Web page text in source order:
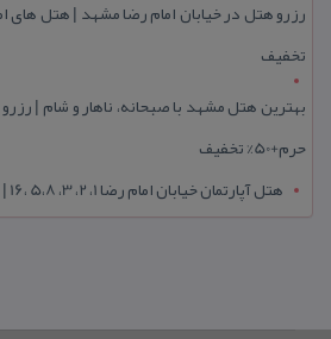
تخفیف
بهترین هتل مشهد با صبحانه، ناهار و شام |
حرم+50% تخفیف
هتل آپارتمان خیابان امام رضا 1، 2، 3، 5،8 ،16 | تا 90 % تخفیف